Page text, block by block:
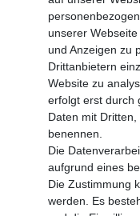
MEIN
Altgeräte
Login
unserer
und Anzeigen zu
Drittanbietern
Website zu
erfolgt erst durch
Daten mit
benennen.
Die
aufgrund eines
Die Zustimmung
werden. Es